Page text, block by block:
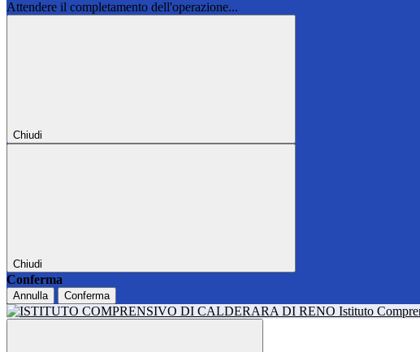
Attendere il completamento dell'operazione...
Chiudi
Chiudi
Conferma
Annulla Conferma
Istituto